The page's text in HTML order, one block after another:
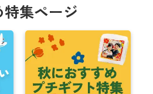
集ページ